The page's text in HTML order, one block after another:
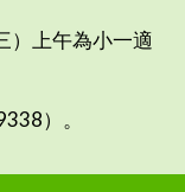
上午為小一適
）。